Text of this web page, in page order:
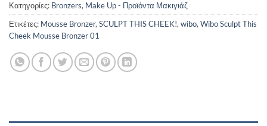
Κατηγορίες: Bronzers, Make Up - Προϊόντα Μακιγιάζ
Ετικέτες: Mousse Bronzer, SCULPT THIS CHEEK!, wibo, Wibo Sculpt This
Cheek Mousse Bronzer 01